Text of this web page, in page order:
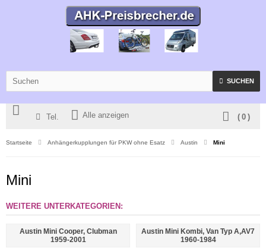
SUCHEN
Tel. Alle anzeigen ( 0 )
Startseite Anhängerkupplungen für PKW ohne Esatz Austin Mini
Mini
WEITERE UNTERKATEGORIEN:
Austin Mini Cooper, Clubman
1959-2001
Austin Mini Kombi, Van Typ A,AV7
1960-1984